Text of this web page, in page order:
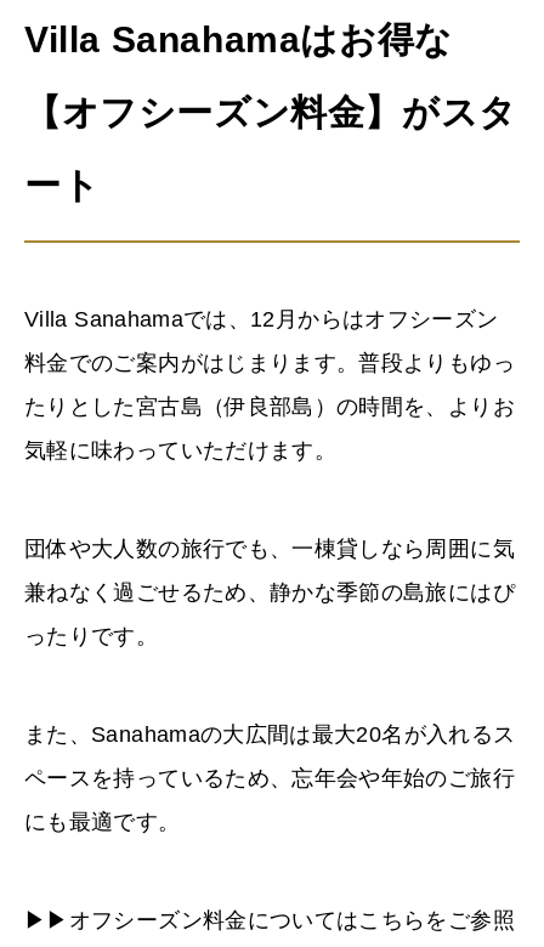
Villa Sanahamaはお得な
【オフシーズン料金】がスタ
ート
Villa Sanahamaでは、12月からはオフシーズン
料金でのご案内がはじまります。普段よりもゆっ
たりとした宮古島（伊良部島）の時間を、よりお
気軽に味わっていただけます。
団体や大人数の旅行でも、一棟貸しなら周囲に気
兼ねなく過ごせるため、静かな季節の島旅にはぴ
ったりです。
また、Sanahamaの大広間は最大20名が入れるス
ペースを持っているため、忘年会や年始のご旅行
にも最適です。
▶︎▶︎オフシーズン料金についてはこちらをご参照